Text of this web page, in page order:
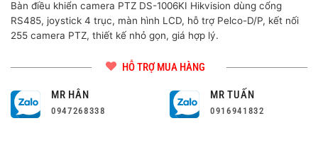
Bàn điều khiển camera PTZ DS-1006KI Hikvision dùng cổng
RS485, joystick 4 trục, màn hình LCD, hỗ trợ Pelco-D/P, kết nối
255 camera PTZ, thiết kế nhỏ gọn, giá hợp lý.
HỖ TRỢ MUA HÀNG
MR HÂN
0947268338
MR TUẤN
0916941832